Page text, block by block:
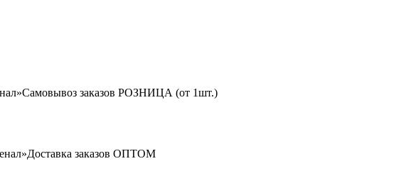
Самовывоз заказов РОЗНИЦА (от 1шт.)
Доставка заказов ОПТОМ